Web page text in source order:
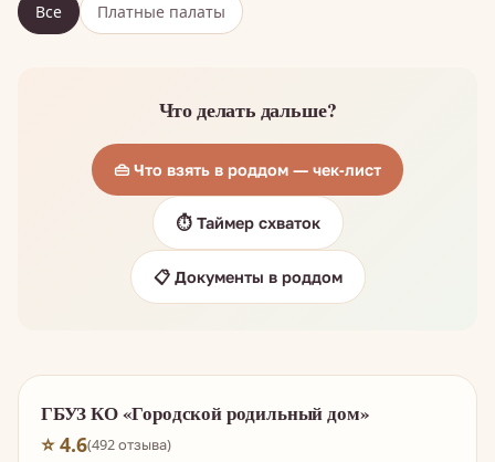
Все Платные палаты
Что делать дальше?
👜 Что взять в роддом — чек-лист
⏱️ Таймер схваток
📋 Документы в роддом
ГБУЗ КО «Городской родильный дом»
⭐ 4.6(492 отзыва)